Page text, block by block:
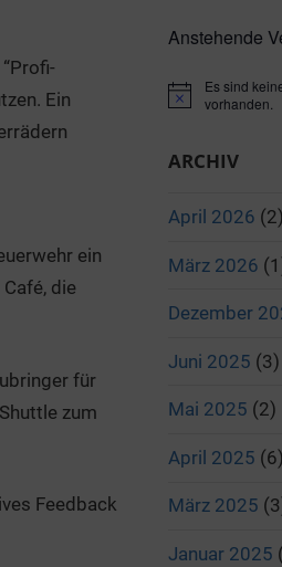
Ein
ein
die
für
zum
Feedback
Anstehende
Hinweis
Es sind
vorhanden.
ARCHIV
April 2026 (2)
März 2026
Dezember
Juni 2025 (3)
Mai 2025 (2)
April 2025 (6)
März 2025
Januar 2025